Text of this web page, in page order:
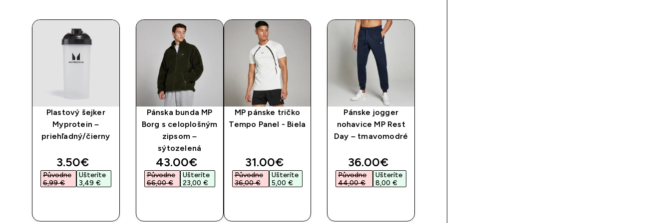
Plastový šejker
Myprotein –
priehľadný/čierny
discounted price
3.50€‎
Původne
6,99 €‎
Ušteríte
3,49 €‎
Pánska bunda MP
Borg s celoplošným
zipsom –
sýtozelená
discounted price
43.00€‎
Původne
66,00 €‎
Ušteríte
23,00 €‎
MP pánske tričko
Tempo Panel - Biela
discounted price
31.00€‎
Původne
36,00 €‎
Ušteríte
5,00 €‎
Pánske jogger
nohavice MP Rest
Day – tmavomodré
discounted price
36.00€‎
Původne
44,00 €‎
Ušteríte
8,00 €‎